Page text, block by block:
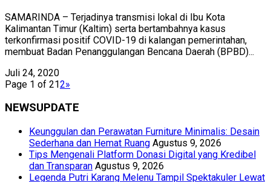
SAMARINDA – Terjadinya transmisi lokal di Ibu Kota
Kalimantan Timur (Kaltim) serta bertambahnya kasus
terkonfirmasi positif COVID-19 di kalangan pemerintahan,
membuat Badan Penanggulangan Bencana Daerah (BPBD)...
Juli 24, 2020
Page 1 of 212»
NEWSUPDATE
Keunggulan dan Perawatan Furniture Minimalis: Desain
Sederhana dan Hemat Ruang Agustus 9, 2026
Tips Mengenali Platform Donasi Digital yang Kredibel
dan Transparan Agustus 9, 2026
Legenda Putri Karang Melenu Tampil Spektakuler Lewat